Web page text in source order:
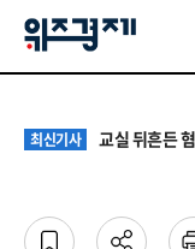
최신기사 교실 뒤흔든 혐
최신기사 대기업 노조 '영
최신기사 서울 집값 다시